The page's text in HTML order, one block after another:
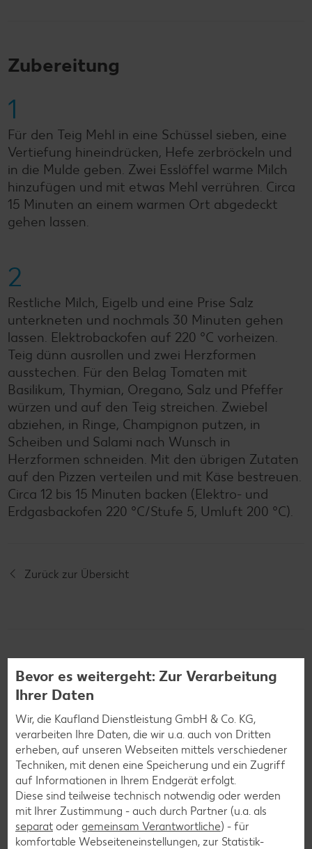
Zubereitung
1
Für den Teig Mehl in eine Schüssel sieben, eine
Vertiefung hineindrücken, Hefe zerbröckeln und
in die Mulde geben. Zwei Esslöffel warme Milch
hinzufügen und mit etwas Mehl verrühren. Circa
15 Minuten an einem warmen Ort abgedeckt
gehen lassen.
2
Restliche Milch, Eigelb und eine Prise Salz
unterkneten und nochmals 30 Minuten gehen
lassen. Elektrobackofen auf 220 °C vorheizen.
Teig dünn ausrollen und zwei Herzformen
ausstechen. Für den Belag Tomaten mit
Basilikum, Thymian, Oregano, Salz und Pfeffer
würzen und auf den Teig streichen. Zwiebel
abziehen, in Ringe, Champignon putzen, in
Scheiben und Salami nach Wunsch in
Herzformen schneiden. Mit den übrigen Zutaten
auf den Pizzen verteilen und mit Käse bestreuen.
Circa 12 bis 15 Minuten backen (Elektro- und
Erdgasbackofen 220 °C/Stufe 5, Umluft 200 °C).
Zurück zur Übersicht
Weitere interessante
Rezeptkategorien
Burger-Rezepte
Pizza-Rezepte
Pasta-Rezepte
Sushi-Rezepte
Bevor es weitergeht: Zur Verarbeitung
Ihrer Daten
Wir, die Kaufland Dienstleistung GmbH & Co. KG,
verarbeiten Ihre Daten, die wir u.a. auch von Dritten
erheben, auf unseren Webseiten mittels verschiedener
Techniken, mit denen eine Speicherung und ein Zugriff
auf Informationen in Ihrem Endgerät erfolgt.
Diese sind teilweise technisch notwendig oder werden
mit Ihrer Zustimmung - auch durch Partner (u.a. als
separat oder gemeinsam Verantwortliche) - für
komfortable Webseiteneinstellungen, zur Statistik-